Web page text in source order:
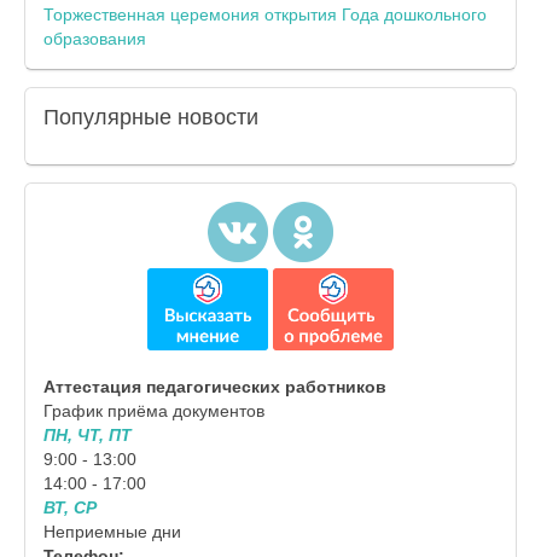
Торжественная церемония открытия Года дошкольного
образования
Популярные новости
Аттестация педагогических работников
График приёма документов
ПН, ЧТ, ПТ
9:00 - 13:00
14:00 - 17:00
ВТ, СР
Неприемные дни